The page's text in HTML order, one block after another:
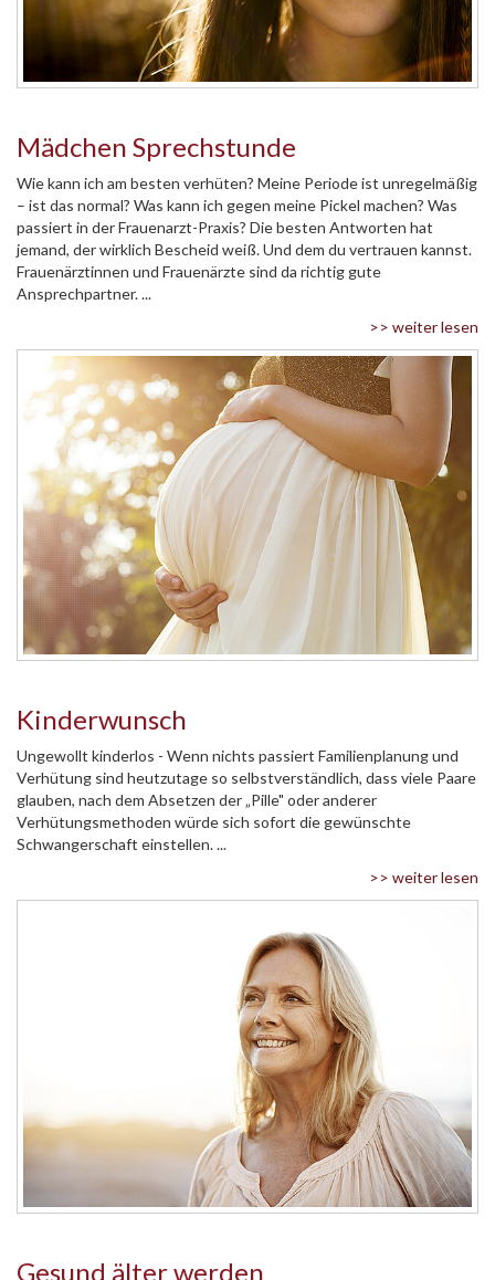
Mädchen Sprechstunde
Wie kann ich am besten verhüten? Meine Periode ist unregelmäßig
– ist das normal? Was kann ich gegen meine Pickel machen? Was
passiert in der Frauenarzt-Praxis? Die besten Antworten hat
jemand, der wirklich Bescheid weiß. Und dem du vertrauen kannst.
Frauenärztinnen und Frauenärzte sind da richtig gute
Ansprechpartner. ...
>> weiter lesen
Kinderwunsch
Ungewollt kinderlos - Wenn nichts passiert Familienplanung und
Verhütung sind heutzutage so selbstverständlich, dass viele Paare
glauben, nach dem Absetzen der „Pille" oder anderer
Verhütungsmethoden würde sich sofort die gewünschte
Schwangerschaft einstellen. ...
>> weiter lesen
Gesund älter werden